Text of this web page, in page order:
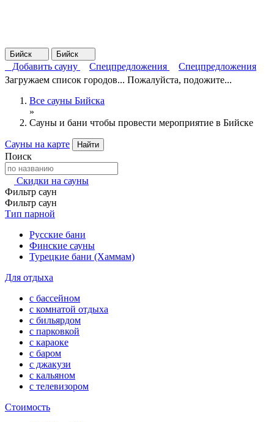
Бийск Бийск
Добавить сауну Спецпредложения
Спецпредложения
Загружаем список городов... Пожалуйста, подожите...
Все сауны Бийска
»
Сауны и бани чтобы провести мероприятие в Бийске
Сауны на карте Найти
Поиск
Скидки на сауны
Фильтр саун
Фильтр саун
Тип парной
Русские бани
Финские сауны
Турецкие бани (Хаммам)
Для отдыха
с бассейном
с комнатой отдыха
с бильярдом
с парковкой
с караоке
с баром
с джакузи
с кальяном
с телевизором
Стоимость